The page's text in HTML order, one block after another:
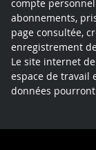
compte
abonnements,
page consultée,
enregistrement
Le site internet
espace de travail
données